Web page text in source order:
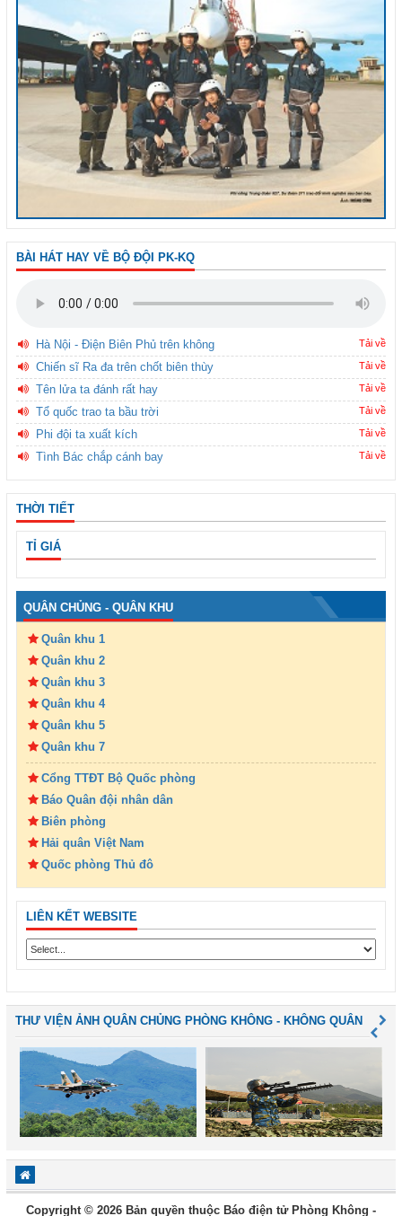
BÀI HÁT HAY VỀ BỘ ĐỘI PK-KQ
Hà Nội - Điện Biên Phủ trên không Tải về
Chiến sĩ Ra đa trên chốt biên thùy Tải về
Tên lửa ta đánh rất hay Tải về
Tổ quốc trao ta bầu trời Tải về
Phi đội ta xuất kích Tải về
Tình Bác chắp cánh bay Tải về
THỜI TIẾT
TỈ GIÁ
QUÂN CHỦNG - QUÂN KHU
Quân khu 1
Quân khu 2
Quân khu 3
Quân khu 4
Quân khu 5
Quân khu 7
Cổng TTĐT Bộ Quốc phòng
Báo Quân đội nhân dân
Biên phòng
Hải quân Việt Nam
Quốc phòng Thủ đô
LIÊN KẾT WEBSITE
THƯ VIỆN ẢNH QUÂN CHỦNG PHÒNG KHÔNG - KHÔNG QUÂN
Copyright © 2026 Bản quyền thuộc Báo điện tử Phòng Không -